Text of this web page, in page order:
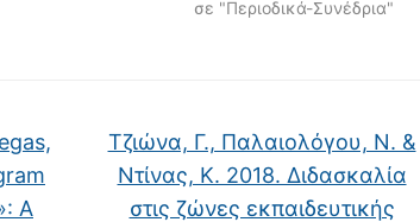
σε "Περιοδικά-Συνέδρια"
A
Τζιώνα, Γ., Παλαιολόγου, Ν. &
Ντίνας, Κ. 2018. Διδασκαλία
στις ζώνες εκπαιδευτικής